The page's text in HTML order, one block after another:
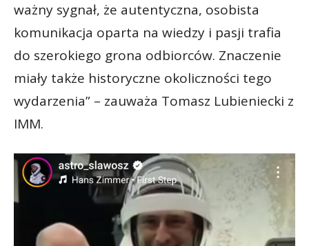
ważny sygnał, że autentyczna, osobista
komunikacja oparta na wiedzy i pasji trafia
do szerokiego grona odbiorców. Znaczenie
miały także historyczne okoliczności tego
wydarzenia” – zauważa Tomasz Lubieniecki z
IMM.